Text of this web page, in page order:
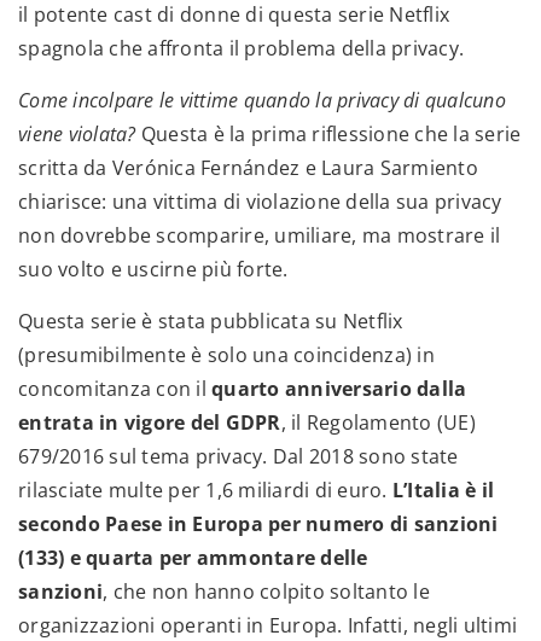
il potente cast di donne di questa serie Netflix
spagnola che affronta il problema della privacy.
Come incolpare le vittime quando la privacy di qualcuno
viene violata?Questa è la prima riflessione che la serie
scritta da Verónica Fernández e Laura Sarmiento
chiarisce: una vittima di violazione della sua privacy
non dovrebbe scomparire, umiliare, ma mostrare il
suo volto e uscirne più forte.
Questa serie è stata pubblicata su Netflix
(presumibilmente è solo una coincidenza) in
concomitanza con il quarto anniversario dalla
entrata in vigore del GDPR, il Regolamento (UE)
679/2016 sul tema privacy. Dal 2018 sono state
rilasciate multe per 1,6 miliardi di euro. L’Italia è il
secondo Paese in Europa per numero di sanzioni
(133) e quarta per ammontare delle
sanzioni, che non hanno colpito soltanto le
organizzazioni operanti in Europa. Infatti, negli ultimi